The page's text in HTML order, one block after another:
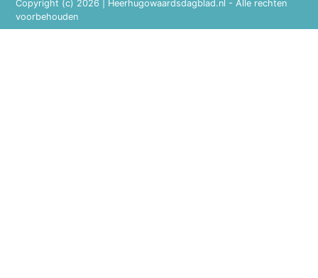
Copyright (c) 2026 | Heerhugowaardsdagblad.nl - Alle rechten
voorbehouden